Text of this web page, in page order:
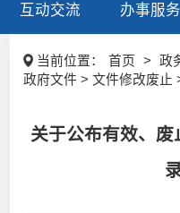
互动交流 办事服务
当前位置： 首页 > 政
政府文件 > 文件修改废止
关于公布有效、废